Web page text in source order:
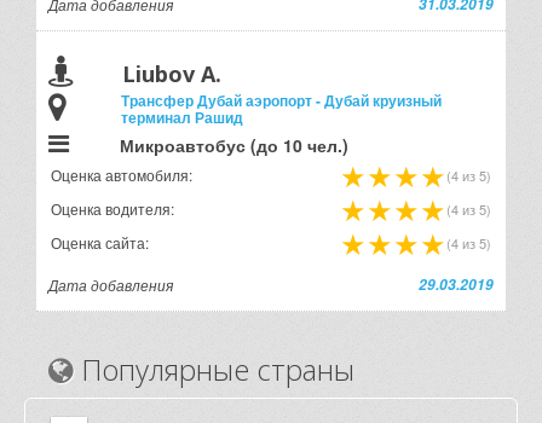
Дата добавления 31.03.2019
Liubov A.
Трансфер Дубай аэропорт - Дубай круизный
терминал Рашид
Микроавтобус (до 10 чел.)
Оценка автомобиля: (4 из 5)
Оценка водителя: (4 из 5)
Оценка сайта: (4 из 5)
Дата добавления 29.03.2019
Популярные страны